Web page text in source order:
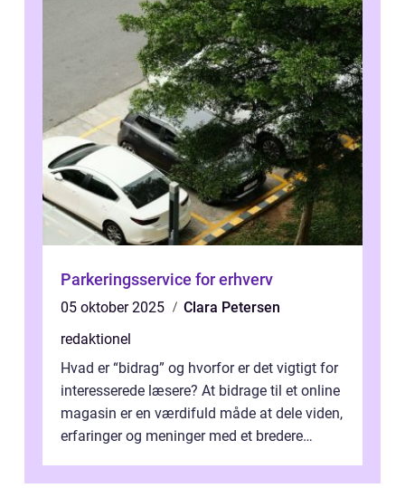
Parkeringsservice for erhverv
05 oktober 2025
Clara Petersen
redaktionel
Hvad er “bidrag” og hvorfor er det vigtigt for
interesserede læsere? At bidrage til et online
magasin er en værdifuld måde at dele viden,
erfaringer og meninger med et bredere